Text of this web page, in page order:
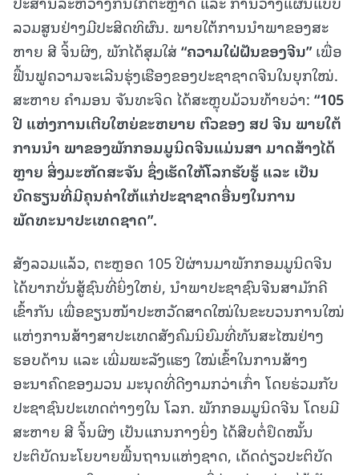
ລວມສູນຢ່າງມີປະສິດທິຜົນ. ພາຍໃຕ້ການນຳພາຂອງສະ
ຫາຍ ສີ ຈິ້ນຜິງ, ພັກໄດ້ສຸມໃສ່ “ຄວາມໃຝ່ຝັນຂອງຈີນ” ເພື່ອ
ຟື້ນຟູຄວາມຈະເລີນຮຸ່ງເຮືອງຂອງປະຊາຊາດຈີນໃນຍຸກໃໝ່.
ສະຫາຍ ຄຳມອນ ຈັນທະຈິດ ໄດ້ສະຫຼຸບມ້ວນທ້າຍວ່າ: “105
ປີ ແຫ່ງການເຕີບໃຫຍ່ຂະຫຍາຍ ຕົວຂອງ ສປ ຈີນ ພາຍໃຕ້
ການນຳ ພາຂອງພັກກອມມູນິດຈີນແມ່ນສາ ມາດສ້າງໄດ້
ຫຼາຍ ສິ່ງມະຫັດສະຈັນ ຊຶ່ງເຮັດໃຫ້ໂລກຮັບຮູ້ ແລະ ເປັນ
ບົດຮຽນທີ່ມີຄຸນຄ່າໃຫ້ແກ່ປະຊາຊາດອື່ນໆໃນການ
ພັດທະນາປະເທດຊາດ”.
ສັງລວມແລ້ວ, ຕະຫຼອດ 105 ປີຜ່ານມາພັກກອມມູນິດຈີນ
ໄດ້ບາກບັ່ນສູ້ຊົນທີ່ຍິ່ງໃຫຍ່, ນຳພາປະຊາຊົນຈີນສາມັກຄີ
ເຂົ້າກັນ ເພື່ອຂຽນໜ້າປະຫວັດສາດໃໝ່ໃນຂະບວນການໃໝ່
ແຫ່ງການສ້າງສາປະເທດສັງຄົມນິຍົມທີ່ທັນສະໄໝຢ່າງ
ຮອບດ້ານ ແລະ ເພີ່ມພະລັງແຮງ ໃໝ່ເຂົ້າໃນການສ້າງ
ອະນາຄົດຂອງມວນ ມະນຸດທີ່ດີງາມກວ່າເກົ່າ ໂດຍຮ່ວມກັບ
ປະຊາຊົນປະເທດຕ່າງໆໃນ ໂລກ. ພັກກອມມູນິດຈີນ ໂດຍມີ
ສະຫາຍ ສີ ຈິ້ນຜິງ ເປັນແກນກາງຍິ່ງ ໄດ້ສືບຕໍ່ຢຶດໝັ້ນ
ປະຕິບັດນະໂຍບາຍພື້ນຖານແຫ່ງຊາດ, ເດັດດ່ຽວປະຕິບັດ